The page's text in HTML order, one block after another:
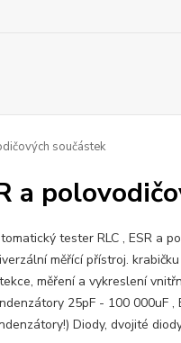
součástek
a
tester RLC , ESR a
měřící přístroj.
měření a vykreslení
25pF - 100 000uF ,
Diody, dvojité